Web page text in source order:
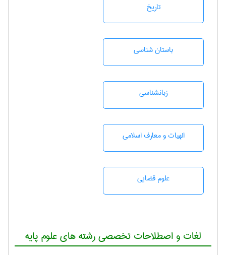
تاريخ
باستان شناسی
زبانشناسی
الهیات و معارف اسلامی
علوم قضایی
لغات و اصطلاحات تخصصی رشته های علوم پایه